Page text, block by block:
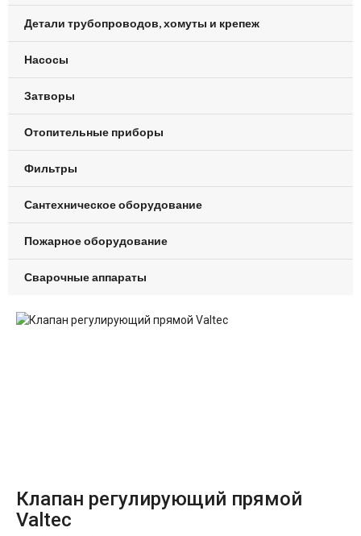
Детали трубопроводов, хомуты и крепеж
Насосы
Затворы
Отопительные приборы
Фильтры
Сантехническое оборудование
Пожарное оборудование
Сварочные аппараты
Клапан регулирующий прямой
Valtec